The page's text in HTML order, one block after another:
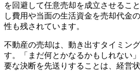
を回避して任意売却を成立させるこ
し費用や当面の生活資金を売却代金
性も残されています。
不動産の売却は、動き出すタイミン
す。「まだ何とかなるかもしれない
要な決断を先送りすることは、経営